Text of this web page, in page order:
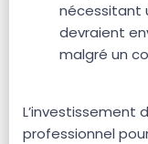
nécessitant
devraient
malgré un
L’investissement
professionnel